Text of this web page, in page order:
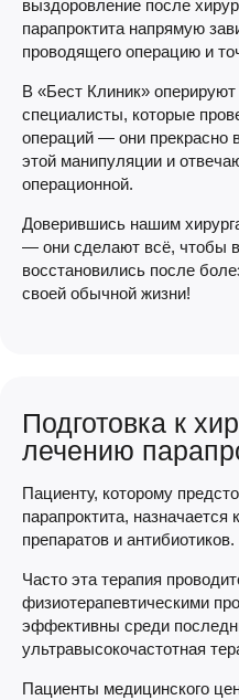
выздоровление после
парапроктита напрямую
проводящего операцию и
В «Бест Клиник»
специалисты, которые
операций — они прекрасно
этой манипуляции и
операционной.
Доверившись нашим
— они сделают всё, чтобы
восстановились после
своей обычной жизни!
Подготовка к
лечению
Пациенту, которому
парапроктита,
препаратов и антибиотиков.
Часто эта терапия
физиотерапевтическими
эффективны среди
ультравысокочастотная
Пациенты медицинского